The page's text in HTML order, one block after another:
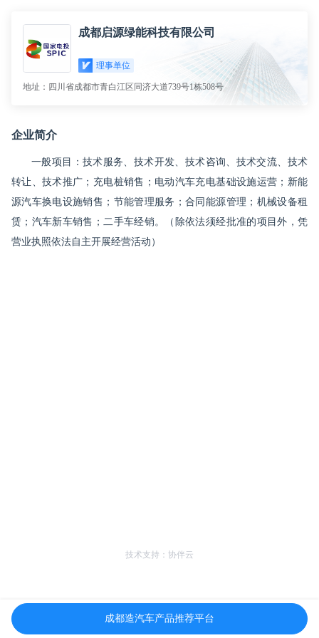
已签到 成都启源绿能科技有限公司
理事单位
地址：四川省成都市青白江区同济大道739号1栋508号
企业简介
一般项目：技术服务、技术开发、技术咨询、技术交流、技术
转让、技术推广；充电桩销售；电动汽车充电基础设施运营；新能
源汽车换电设施销售；节能管理服务；合同能源管理；机械设备租
赁；汽车新车销售；二手车经销。（除依法须经批准的项目外，凭
营业执照依法自主开展经营活动）
成都造汽车产品推荐平台
技术支持：协伴云